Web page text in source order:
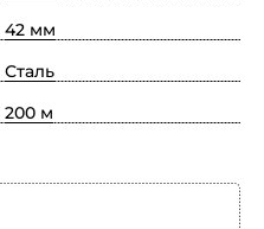
42 мм
Сталь
200 м